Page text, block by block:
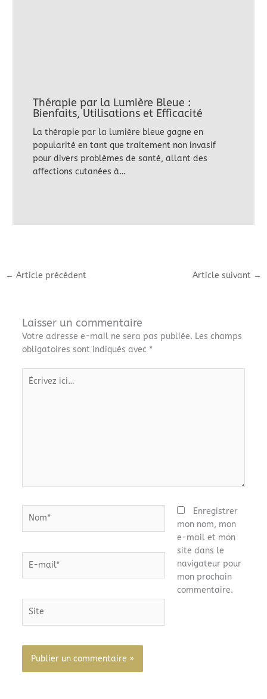
Thérapie par la Lumière Bleue :
Bienfaits, Utilisations et Efficacité
La thérapie par la lumière bleue gagne en
popularité en tant que traitement non invasif
pour divers problèmes de santé, allant des
affections cutanées à…
← Article précédent Article suivant →
Laisser un commentaire
Votre adresse e-mail ne sera pas publiée. Les champs
obligatoires sont indiqués avec *
Écrivez
ici…
mail*
Enregistrer
mon nom, mon
e-mail et mon
site dans le
navigateur pour
mon prochain
commentaire.